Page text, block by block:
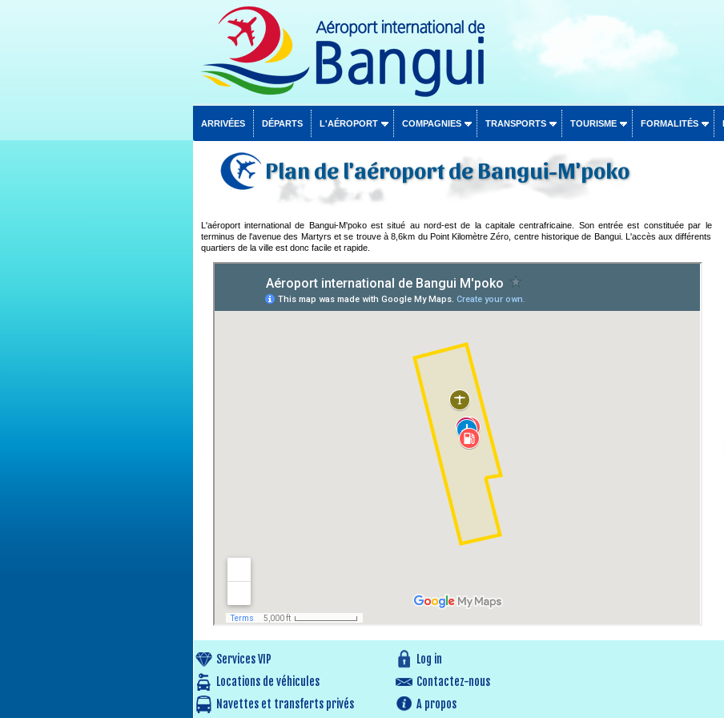
ARRIVÉES DÉPARTS L'AÉROPORT COMPAGNIES TRANSPORTS TOURISME FORMALITÉS
Plan de l'aéroport de Bangui-M'poko
L'aéroport international de Bangui-M'poko est situé au nord-est de la capitale centrafricaine. Son entrée est constituée par le
terminus de l'avenue des Martyrs et se trouve à 8,6km du Point Kilomètre Zéro, centre historique de Bangui. L'accès aux différents
quartiers de la ville est donc facile et rapide.
Services VIP
Locations de véhicules
Navettes et transferts privés
Log in
Contactez-nous
A propos